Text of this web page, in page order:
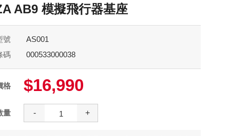
AB9 模擬飛行器基座
號
AS001
碼
000533000038
格 $16,990
量 - +